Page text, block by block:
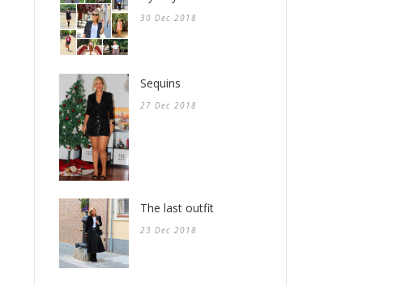
30 Dec 2018
Sequins
27 Dec 2018
The last outfit
23 Dec 2018